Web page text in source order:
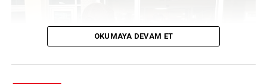
OKUMAYA DEVAM ET